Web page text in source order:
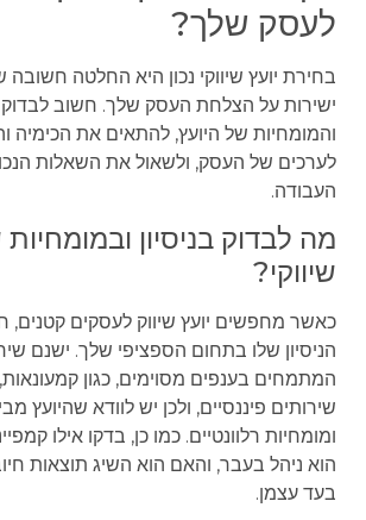
לעסק שלך?
בחירת יועץ שיווקי נכון היא החלטה חשובה
ישירות על הצלחת העסק שלך. חשוב לבדוק
והמומחיות של היועץ, להתאים את הכימיה
לערכים של העסק, ולשאול את השאלות
העבודה.
מה לבדוק בניסיון
שיווקי?
כאשר מחפשים יועץ שיווק לעסקים קטנים,
הניסיון שלו בתחום הספציפי שלך. ישנם
המתמחים בענפים מסוימים, כגון קמעונאות,
שירותים פיננסיים, ולכן יש לוודא שהיועץ
ומומחיות רלוונטיים. כמו כן, בדקו אילו
הוא ניהל בעבר, והאם הוא השיג תוצאות
בעד עצמן.